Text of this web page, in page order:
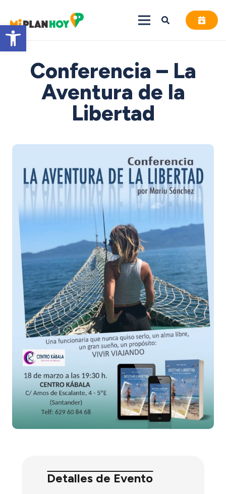
Abrir barra de herramientas
Conferencia – La
Aventura de la
Libertad
Detalles de Evento